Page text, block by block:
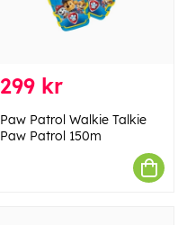
299 kr
Paw Patrol Walkie Talkie
Paw Patrol 150m